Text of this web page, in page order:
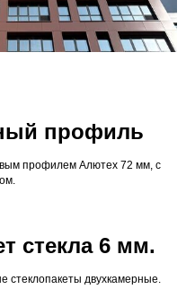
профиль
профилем Алютех 72 мм, с
стекла 6 мм.
стеклопакеты двухкамерные.